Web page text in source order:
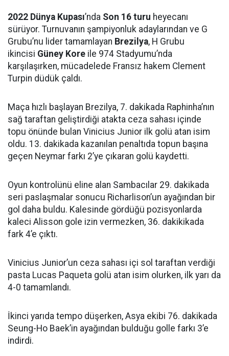
2022 Dünya Kupası’nda Son 16 turu heyecanı
sürüyor. Turnuvanın şampiyonluk adaylarından ve G
Grubu’nu lider tamamlayan Brezilya, H Grubu
ikincisi Güney Kore ile 974 Stadyumu’nda
karşılaşırken, mücadelede Fransız hakem Clement
Turpin düdük çaldı.
Maça hızlı başlayan Brezilya, 7. dakikada Raphinha’nın
sağ taraftan geliştirdiği atakta ceza sahası içinde
topu önünde bulan Vinicius Junior ilk golü atan isim
oldu. 13. dakikada kazanılan penaltıda topun başına
geçen Neymar farkı 2’ye çıkaran golü kaydetti.
Oyun kontrolünü eline alan Sambacılar 29. dakikada
seri paslaşmalar sonucu Richarlison’un ayağından bir
gol daha buldu. Kalesinde gördüğü pozisyonlarda
kaleci Alisson gole izin vermezken, 36. dakikikada
fark 4’e çıktı.
Vinicius Junior’un ceza sahası içi sol taraftan verdiği
pasta Lucas Paqueta golü atan isim olurken, ilk yarı da
4-0 tamamlandı.
İkinci yarıda tempo düşerken, Asya ekibi 76. dakikada
Seung-Ho Baek’in ayağından bulduğu golle farkı 3’e
indirdi.